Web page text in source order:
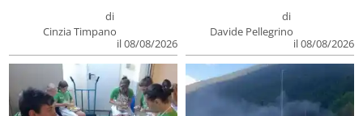
di
Cinzia Timpano
il 08/08/2026
di
Davide Pellegrino
il 08/08/2026